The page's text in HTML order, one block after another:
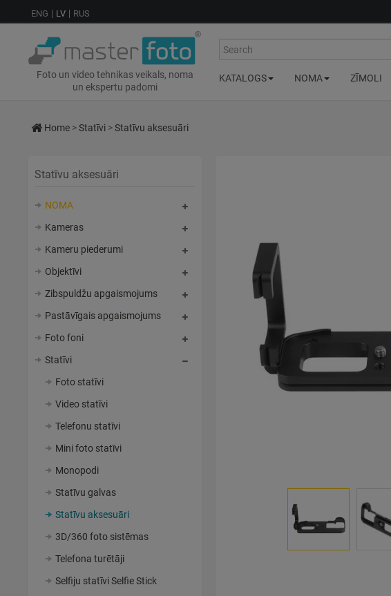
ENG LV RUS
Foto un video tehnikas veikals, noma
un ekspertu padomi
Search
KATALOGS NOMA ZĪMOLI
Home >Statīvi >Statīvu aksesuāri
Statīvu aksesuāri
NOMA
Kameras
Kameru piederumi
Objektīvi
Zibspuldžu apgaismojums
Pastāvīgais apgaismojums
Foto foni
Statīvi
Foto statīvi
Video statīvi
Telefonu statīvi
Mini foto statīvi
Monopodi
Statīvu galvas
Statīvu aksesuāri
3D/360 foto sistēmas
Telefona turētāji
Selfiju statīvi Selfie Stick